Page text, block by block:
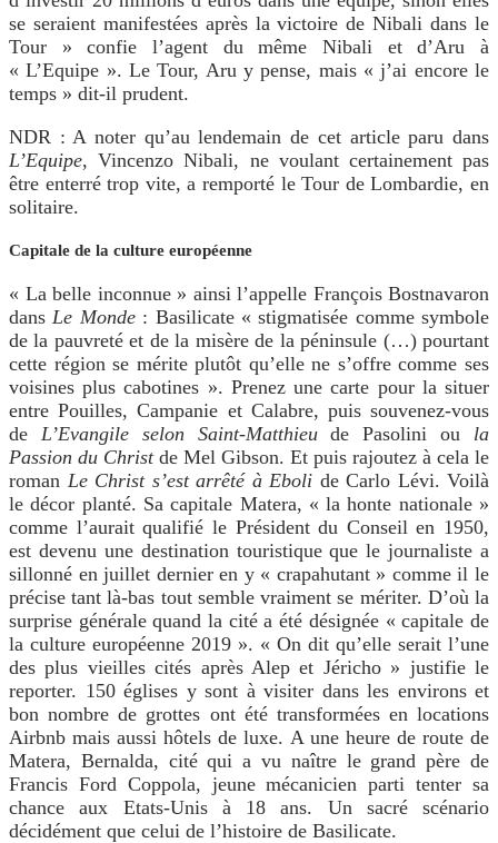
se seraient manifestées après la victoire de Nibali dans le
Tour » confie l’agent du même Nibali et d’Aru à
« L’Equipe ». Le Tour, Aru y pense, mais « j’ai encore le
temps » dit-il prudent.
NDR : A noter qu’au lendemain de cet article paru dans
L’Equipe, Vincenzo Nibali, ne voulant certainement pas
être enterré trop vite, a remporté le Tour de Lombardie, en
solitaire.
Capitale de la culture européenne
« La belle inconnue » ainsi l’appelle François Bostnavaron
dans Le Monde: Basilicate « stigmatisée comme symbole
de la pauvreté et de la misère de la péninsule (…) pourtant
cette région se mérite plutôt qu’elle ne s’offre comme ses
voisines plus cabotines ». Prenez une carte pour la situer
entre Pouilles, Campanie et Calabre, puis souvenez-vous
de L’Evangile selon Saint-Matthieude Pasolini ou la
Passion du Christde Mel Gibson. Et puis rajoutez à cela le
roman Le Christ s’est arrêté à Eboli de Carlo Lévi. Voilà
le décor planté. Sa capitale Matera, « la honte nationale »
comme l’aurait qualifié le Président du Conseil en 1950,
est devenu une destination touristique que le journaliste a
sillonné en juillet dernier en y « crapahutant » comme il le
précise tant là-bas tout semble vraiment se mériter. D’où la
surprise générale quand la cité a été désignée « capitale de
la culture européenne 2019 ». « On dit qu’elle serait l’une
des plus vieilles cités après Alep et Jéricho » justifie le
reporter. 150 églises y sont à visiter dans les environs et
bon nombre de grottes ont été transformées en locations
Airbnb mais aussi hôtels de luxe. A une heure de route de
Matera, Bernalda, cité qui a vu naître le grand père de
Francis Ford Coppola, jeune mécanicien parti tenter sa
chance aux Etats-Unis à 18 ans. Un sacré scénario
décidément que celui de l’histoire de Basilicate.